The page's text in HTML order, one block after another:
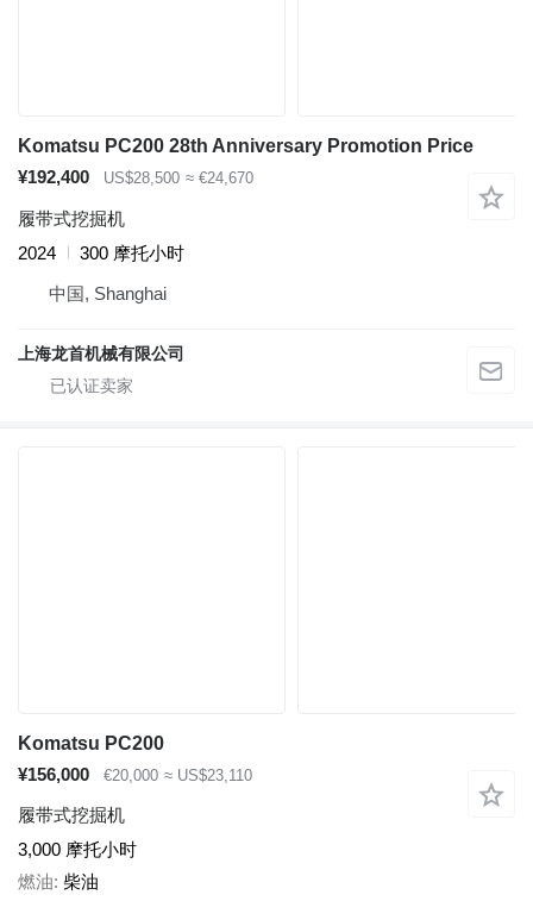
Komatsu PC200 28th Anniversary Promotion Price
¥192,400
US$28,500 ≈ €24,670
履带式挖掘机
2024
300 摩托小时
中国, Shanghai
上海龙首机械有限公司
Komatsu PC200
¥156,000
€20,000 ≈ US$23,110
履带式挖掘机
3,000 摩托小时
燃油 柴油